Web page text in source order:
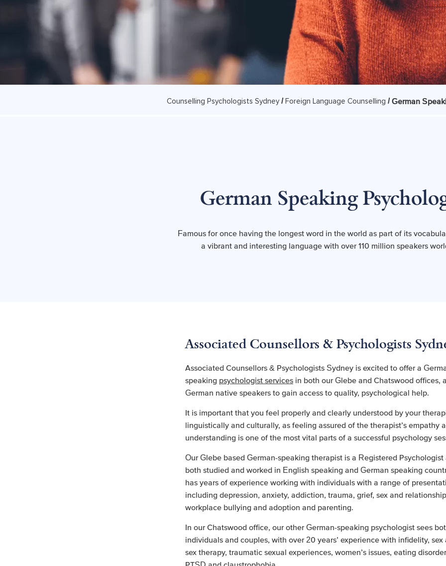
Counselling Psychologists Sydney / Foreign Language Counselling / German
German Speaking
Famous for once having the longest word in the world as part of its
a vibrant and interesting language with over 110 million speakers
Associated Counsellors & Psychologists
Associated Counsellors & Psychologists Sydney is excited to offer a
speaking psychologist services in both our Glebe and Chatswood offices,
German native speakers to gain access to quality, psychological help.
It is important that you feel properly and clearly understood by your
linguistically and culturally, as feeling assured of the therapist’s empathy
understanding is one of the most vital parts of a successful psychology
Our Glebe based German-speaking therapist is a Registered Psychologist
both studied and worked in English speaking and German speaking
has years of experience working with individuals with a range of
including depression, anxiety, addiction, trauma, grief, sex and
workplace bullying and adoption and parenting.
In our Chatswood office, our other German-speaking psychologist sees
individuals and couples, with over 20 years’ experience with infidelity, sex
sex therapy, traumatic sexual experiences, women’s issues, eating